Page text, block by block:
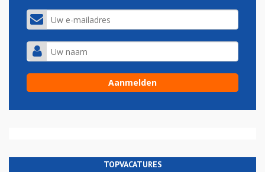
TOPVACATURES